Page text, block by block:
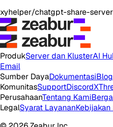
xyhelper/chatgpt-share-
ProdukServer dan KlusterAI
Email
Sumber DayaDokumentasiBlog
KomunitasSupportDiscordX
PerusahaanTentang Kami
LegalSyarat LayananKebijakan